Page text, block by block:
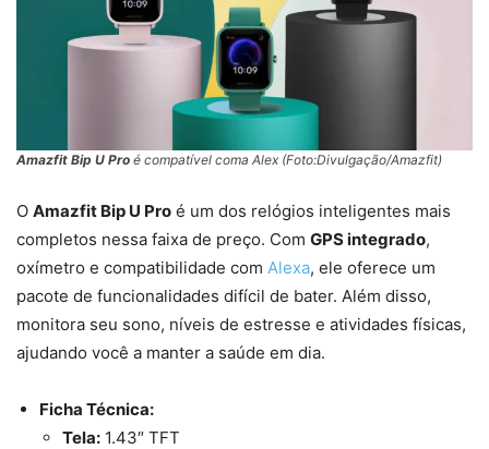
Amazfit Bip U Pro é compatível coma Alex (Foto:Divulgação/Amazfit)
O Amazfit Bip U Pro é um dos relógios inteligentes mais
completos nessa faixa de preço. Com GPS integrado,
oxímetro e compatibilidade com Alexa, ele oferece um
pacote de funcionalidades difícil de bater. Além disso,
monitora seu sono, níveis de estresse e atividades físicas,
ajudando você a manter a saúde em dia.
Ficha Técnica:
Tela: 1.43″ TFT